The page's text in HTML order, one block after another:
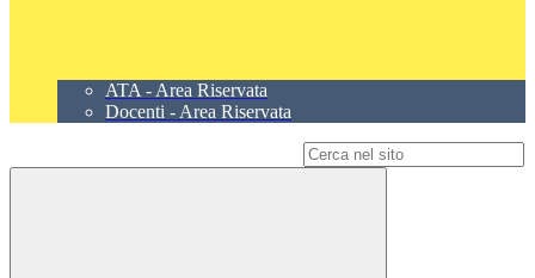
ATA - Area Riservata
Docenti - Area Riservata